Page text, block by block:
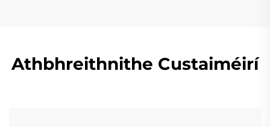
Athbhreithnithe Custaiméirí